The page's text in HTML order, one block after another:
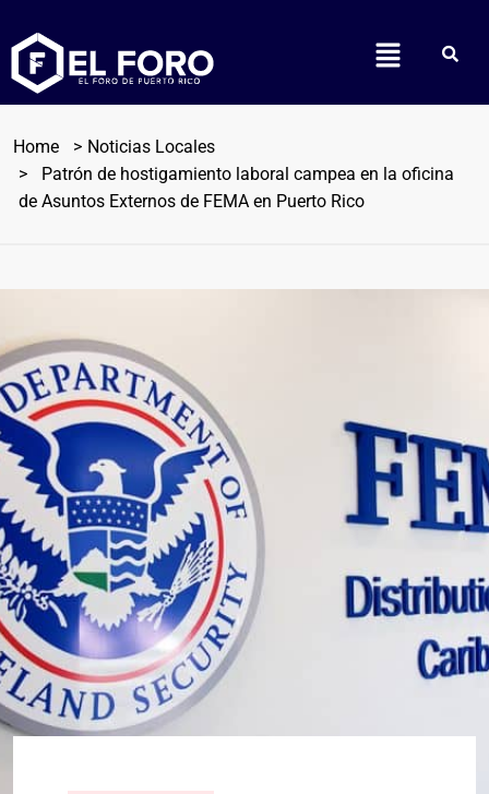
Home
Noticias Locales
Patrón de hostigamiento laboral campea en la oficina
de Asuntos Externos de FEMA en Puerto Rico